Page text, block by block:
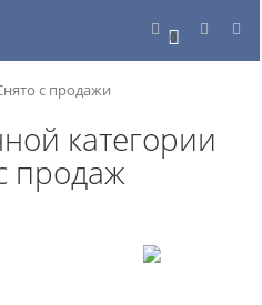
0
с продажи
категории
продаж